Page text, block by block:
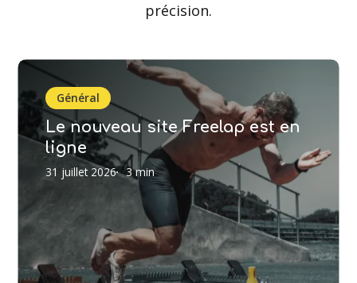
précision.
Le
nouveau
site
Freelap
Général
Le nouveau site Freelap est en
ligne
31 juillet 2026 3 min